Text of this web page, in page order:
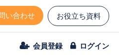
い合わせ お役立ち資料
会員登録 ログイン